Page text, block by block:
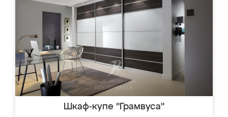
Шкаф-купе "Грамвуса"